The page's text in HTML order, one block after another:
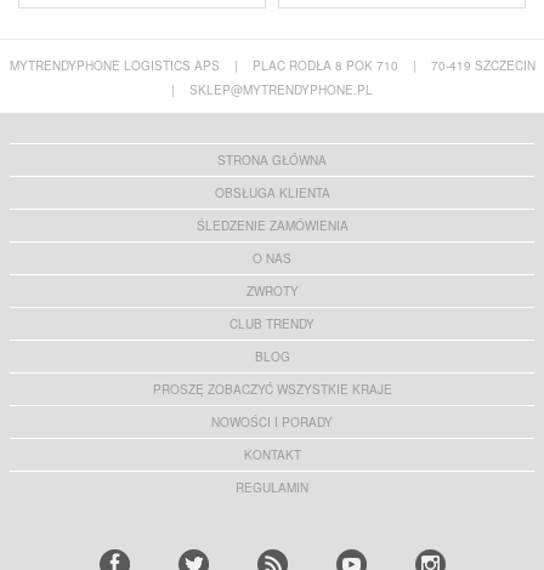
MYTRENDYPHONE LOGISTICS APS | PLAC RODŁA 8 POK 710 |
70-419 SZCZECIN
|
SKLEP@MYTRENDYPHONE.PL
STRONA GŁÓWNA
OBSŁUGA KLIENTA
ŚLEDZENIE ZAMÓWIENIA
O NAS
ZWROTY
CLUB TRENDY
BLOG
PROSZĘ ZOBACZYĆ WSZYSTKIE KRAJE
NOWOŚCI I PORADY
KONTAKT
REGULAMIN